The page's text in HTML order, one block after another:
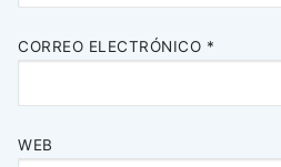
CORREO ELECTRÓNICO *
WEB